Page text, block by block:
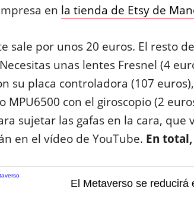
en la tienda de Etsy de
sale por unos 20 euros. El resto
unas lentes Fresnel (4
su placa controladora (107
MPU6500 con el giroscopio (2
sujetar las gafas en la cara, que
en el vídeo de YouTube. En
El Metaverso se reducirá